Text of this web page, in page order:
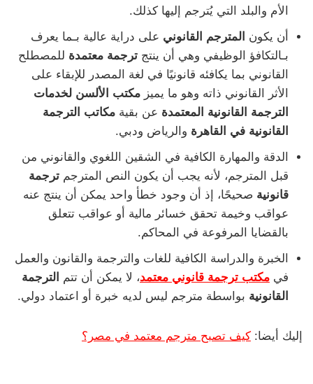
الأم والبلد التي يُترجم إليها كذلك.
أن يكون المترجم القانوني على دراية عالية بـما يعرف
بـالتكافؤ الوظيفي وهي أن ينتج ترجمة معتمدة للمصطلح
القانوني بما يكافئه قانونيًا في لغة المصدر للإبقاء على
الأثر القانوني ذاته وهو ما يميز مكتب الألسن لخدمات
الترجمة القانونية المعتمدة عن بقية مكاتب الترجمة
القانونية في القاهرة والرياض ودبي.
الدقة والمهارة الكافية في الشقين اللغوي والقانوني من
قبل المترجم، لأنه يجب أن يكون النص المترجم ترجمة
قانونية صحيحًا، إذ أن وجود خطأ واحد يمكن أن ينتج عنه
عواقب وخيمة تحقق خسائر مالية أو عواقب تتعلق
بالقضايا المرفوعة في المحاكم.
الخبرة والدراسة الكافية للغات والترجمة والقانون والعمل
في مكتب ترجمة قانوني معتمد، لا يمكن أن تتم الترجمة
القانونية بواسطة مترجم ليس لديه خبرة أو اعتماد دولي.
إليك أيضا: كيف تصبح مترجم معتمد في مصر؟